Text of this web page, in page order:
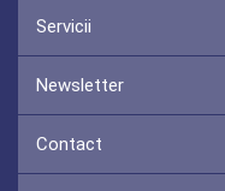
Servicii
Newsletter
Contact